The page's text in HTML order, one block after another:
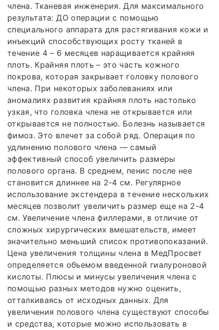
члена. Тканевая инженерия. Для максимального
результата: ДО операции с помощью
специального аппарата для растягивания кожи и
инъекций способствующих росту тканей в
течение 4 – 6 месяцев наращивается крайняя
плоть. Крайняя плоть – это часть кожного
покрова, которая закрывает головку полового
члена. При некоторых заболеваниях или
аномалиях развития крайняя плоть настолько
узкая, что головка члена не открывается или
открывается не полностью. Болезнь называется
фимоз. Это влечет за собой ряд. Операция по
удлинению полового члена — самый
эффективный способ увеличить размеры
полового органа. В среднем, пенис после нее
становится длиннее на 2-4 см. Регулярное
использование экстендера в течение нескольких
месяцев позволит увеличить размер еще на 2-4
см. Увеличение члена филлерами, в отличие от
сложных хирургических вмешательств, имеет
значительно меньший список противопоказаний.
Цена увеличения толщины члена в МедПросвет
определяется объемом введенной гиалуроновой
кислоты. Плюсы и минусы увеличения члена с
помощью разных методов нужно оценить,
отталкиваясь от исходных данных. Для
увеличения полового члена существуют способы
и средства, которые можно использовать в